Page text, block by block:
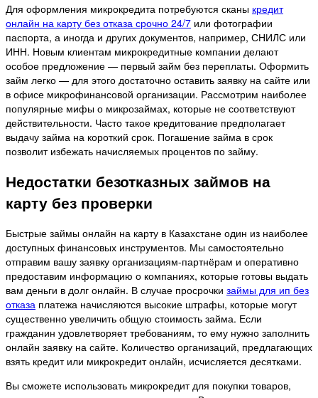
Для оформления микрокредита потребуются сканы кредит
онлайн на карту без отказа срочно 24/7 или фотографии
паспорта, а иногда и других документов, например, СНИЛС или
ИНН. Новым клиентам микрокредитные компании делают
особое предложение — первый займ без переплаты. Оформить
займ легко — для этого достаточно оставить заявку на сайте или
в офисе микрофинансовой организации. Рассмотрим наиболее
популярные мифы о микрозаймах, которые не соответствуют
действительности. Часто такое кредитование предполагает
выдачу займа на короткий срок. Погашение займа в срок
позволит избежать начисляемых процентов по займу.
Недостатки безотказных займов на
карту без проверки
Быстрые займы онлайн на карту в Казахстане один из наиболее
доступных финансовых инструментов. Мы самостоятельно
отправим вашу заявку организациям-партнёрам и оперативно
предоставим информацию о компаниях, которые готовы выдать
вам деньги в долг онлайн. В случае просрочки займы для ип без
отказа платежа начисляются высокие штрафы, которые могут
существенно увеличить общую стоимость займа. Если
гражданин удовлетворяет требованиям, то ему нужно заполнить
онлайн заявку на сайте. Количество организаций, предлагающих
взять кредит или микрокредит онлайн, исчисляется десятками.
Вы сможете использовать микрокредит для покупки товаров,